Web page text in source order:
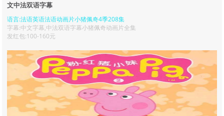
文中法双语字幕
语言:法语英语法语动画片小猪佩奇4季208集
字幕:中文字幕,中法双语字幕小猪佩奇动画片全集
发红包:100-160元